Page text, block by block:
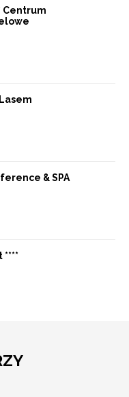
Centrum
& SPA
****